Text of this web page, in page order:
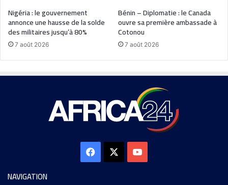
Nigéria : le gouvernement
annonce une hausse de la solde
des militaires jusqu’à 80%
7 août 2026
Bénin – Diplomatie : le Canada
ouvre sa première ambassade à
Cotonou
7 août 2026
NAVIGATION